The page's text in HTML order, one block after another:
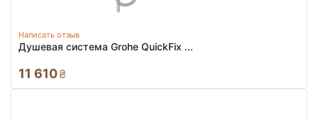
Написать отзыв
Душевая система Grohe QuickFix ...
11 610₴